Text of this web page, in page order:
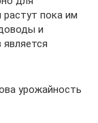
пока им
и
урожайность